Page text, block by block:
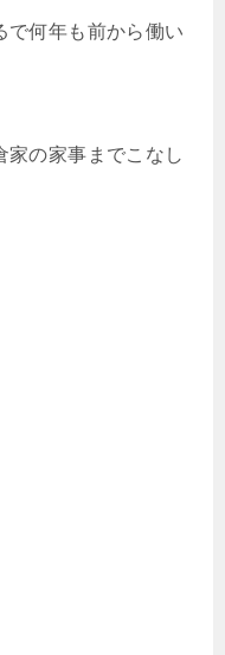
で何年も前から働い
家の家事までこなし